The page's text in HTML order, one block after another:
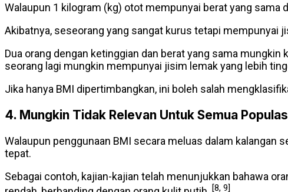
Walaupun 1 kilogram (kg) otot mempunyai berat yang sama
Akibatnya, seseorang yang sangat kurus tetapi mempunyai
Dua orang dengan ketinggian dan berat yang sama
seorang lagi mungkin mempunyai jisim lemak yang lebih
Jika hanya BMI dipertimbangkan, ini boleh salah
4. Mungkin Tidak Relevan Untuk Semua
Walaupun penggunaan BMI secara meluas dalam kalangan
tepat.
Sebagai contoh, kajian-kajian telah menunjukkan bahawa
[8, 9]